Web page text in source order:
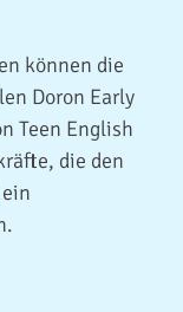
können die
Doron Early
Teen English
die den